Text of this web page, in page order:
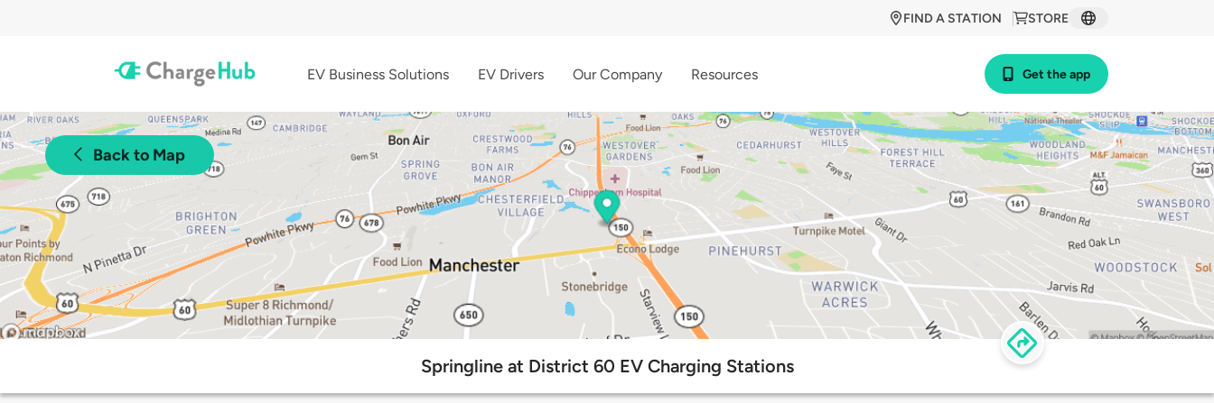
STORE
FIND A STATION
EV Business Solutions EV Drivers Our Company Resources Get the app
Back to Map
Springline at District 60 EV Charging Stations